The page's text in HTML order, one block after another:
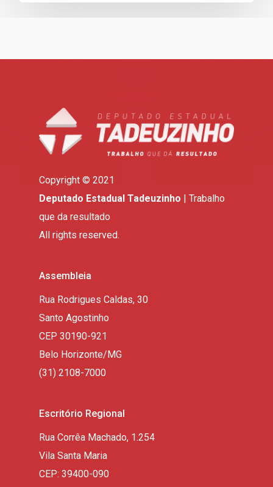
Copyright © 2021
Deputado Estadual Tadeuzinho | Trabalho
que da resultado
All rights reserved.
Assembleia
Rua Rodrigues Caldas, 30
Santo Agostinho
CEP 30190-921
Belo Horizonte/MG
(31) 2108-7000
Escritório Regional
Rua Corrêa Machado, 1.254
Vila Santa Maria
CEP: 39400-090